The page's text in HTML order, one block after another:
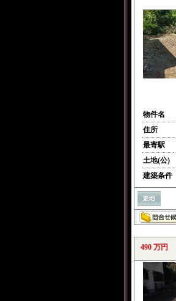
物件名
住所
最寄駅
土地(公)
建築条件
490 万円